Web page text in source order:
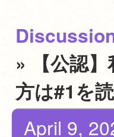
» 【公認
方は#1を
April 9,